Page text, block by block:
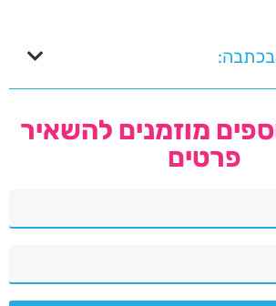
בכתבה:
מוזמנים להשאיר
פרטים